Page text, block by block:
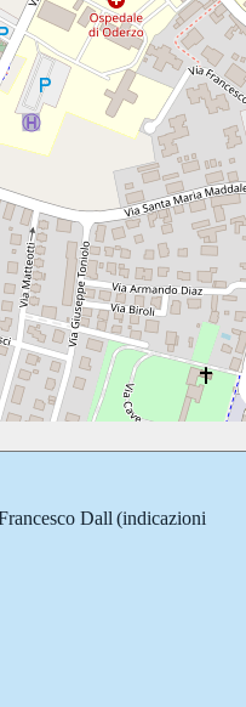
Dall (indicazioni